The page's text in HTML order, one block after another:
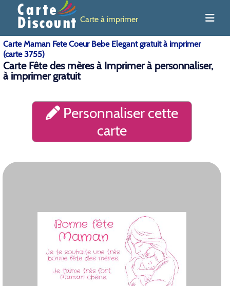
Carte à imprimer
Carte Maman Fete Coeur Bebe Elegant gratuit à imprimer
(carte 3755)
Carte Fête des mères à Imprimer à personnaliser,
à imprimer gratuit
Personnaliser cette
carte